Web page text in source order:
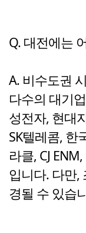
Q. 대전에는
A. 비수도권
다수의 대기
성전자, 현대
SK텔레콤, 한
라클, CJ
입니다. 다만,
경될 수 있습